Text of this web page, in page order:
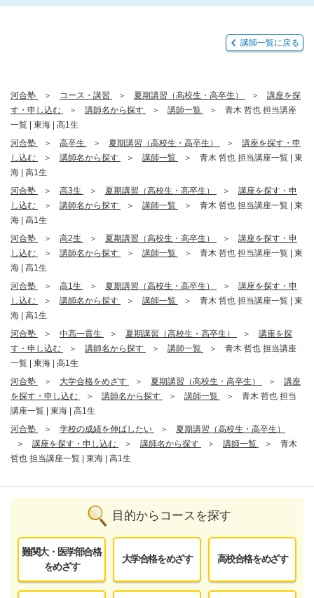
講師一覧に戻る
河合塾 コース・講習 夏期講習（高校生・高卒生）
講座を探
す・申し込む
講師名から探す 講師一覧
青木 哲也 担当講座
一覧 | 東海 | 高1生
河合塾
高卒生 夏期講習（高校生・高卒生）
講座を探す・申
し込む
講師名から探す 講師一覧
青木 哲也 担当講座一覧 | 東
海 | 高1生
河合塾
高3生 夏期講習（高校生・高卒生）
講座を探す・申
し込む
講師名から探す 講師一覧
青木 哲也 担当講座一覧 | 東
海 | 高1生
河合塾
高2生 夏期講習（高校生・高卒生）
講座を探す・申
し込む
講師名から探す 講師一覧
青木 哲也 担当講座一覧 | 東
海 | 高1生
河合塾
高1生 夏期講習（高校生・高卒生）
講座を探す・申
し込む
講師名から探す 講師一覧
青木 哲也 担当講座一覧 | 東
海 | 高1生
河合塾
中高一貫生 夏期講習（高校生・高卒生）
講座を探
す・申し込む
講師名から探す 講師一覧
青木 哲也 担当講座
一覧 | 東海 | 高1生
河合塾
大学合格をめざす 夏期講習（高校生・高卒生）
講座
を探す・申し込む
講師名から探す 講師一覧
青木 哲也 担当
講座一覧 | 東海 | 高1生
河合塾
学校の成績を伸ばしたい
夏期講習（高校生・高卒生）
講座を探す・申し込む
講師名から探す 講師一覧
青木
哲也 担当講座一覧 | 東海 | 高1生
目的からコースを探す
難関大・医学部合格
をめざす
大学合格をめざす 高校合格をめざす